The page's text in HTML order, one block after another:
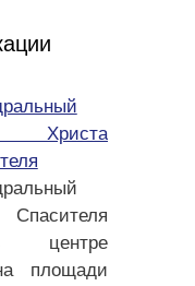
Христа
центре
площади